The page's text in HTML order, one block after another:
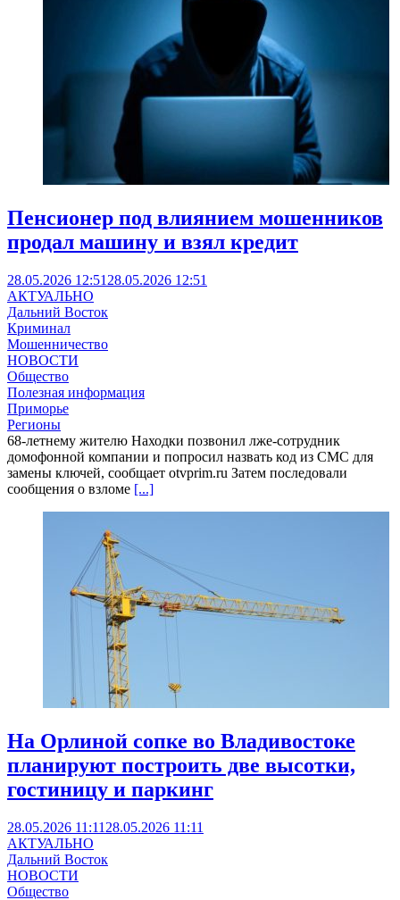
Пенсионер под влиянием мошенников
продал машину и взял кредит
28.05.2026 12:51 28.05.2026 12:51
АКТУАЛЬНО
Дальний Восток
Криминал
Мошенничество
НОВОСТИ
Общество
Полезная информация
Приморье
Регионы
68-летнему жителю Находки позвонил лже-сотрудник
домофонной компании и попросил назвать код из СМС для
замены ключей, сообщает otvprim.ru Затем последовали
сообщения о взломе [...]
На Орлиной сопке во Владивостоке
планируют построить две высотки,
гостиницу и паркинг
28.05.2026 11:11 28.05.2026 11:11
АКТУАЛЬНО
Дальний Восток
НОВОСТИ
Общество